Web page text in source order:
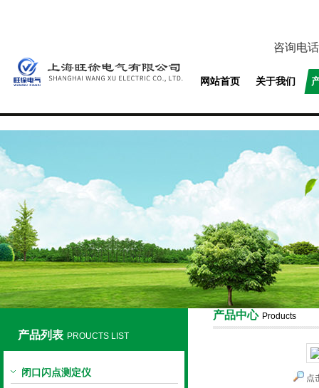
上海旺徐电气有限公司
咨询电
网站首页 关于我们
产品列表 PROUCTS LIST
闭口闪点测定仪
产品中心 Products
点